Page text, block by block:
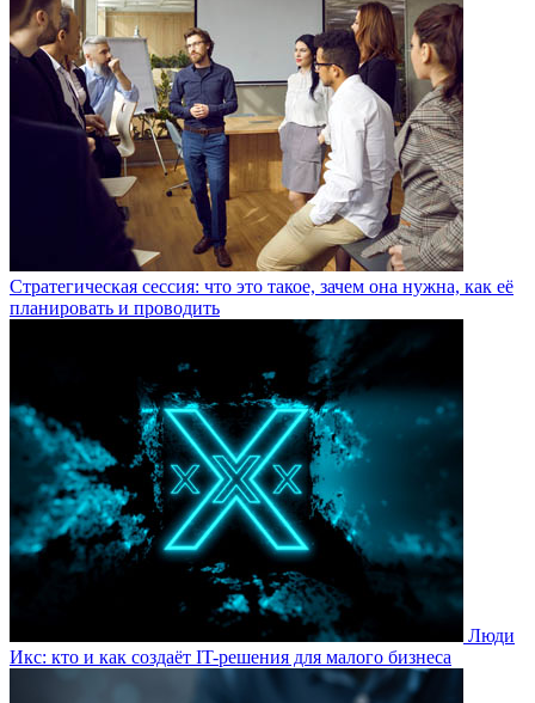
Стратегическая сессия: что это такое, зачем она нужна, как её
планировать и проводить
Люди
Икс: кто и как создаёт IT-решения для малого бизнеса